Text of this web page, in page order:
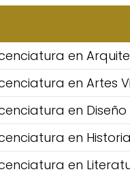
en
en Artes
en
en
en